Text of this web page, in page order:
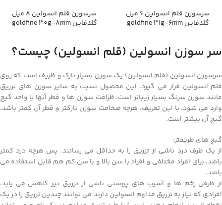
سرسوزن قلم انسولین 6 میل
گلدفاین goldfine 31g-6mm
سرسوزن قلم انسولین 8 میل
گلدفاین goldfine 30g-8mm
سر سوزن انسولین (قلم انسولین) چیست؟
سرسوزن انسولین (قلم انسولین) یک سوزن بسیار نازک و ظریف است که روی
قلم انسولین قرار می گیرد. این محصول نسبت به سایر سوزن های تزریق
مانند سوزن سرنگ بسیار زیباتر است. ظرافت سوزن ها و قطر آنها با واحد گیج
وارد می شود. با این تعریف، هرچه ضخامت سوزن نازکتر و قطر آن کمتر باشد،
گیج آن بیشتر است.
گیج های ظریفتر:
از یک طرف درد ناشی از تزریق را به حداقل می رسانند. پس هرچه درد کمتر
باشد، برای افراد مختلفی و افراد با سن بالا و با سن کم هم قابل استفاده می
باشد.
از طرفی زخم ها و آسیب های پوستی ناشی از تزریق نیز کاهش می یابد.
افرادی که نیاز به تزریق مداوم انسولین دارند می توانند چندین تزریق را در یک